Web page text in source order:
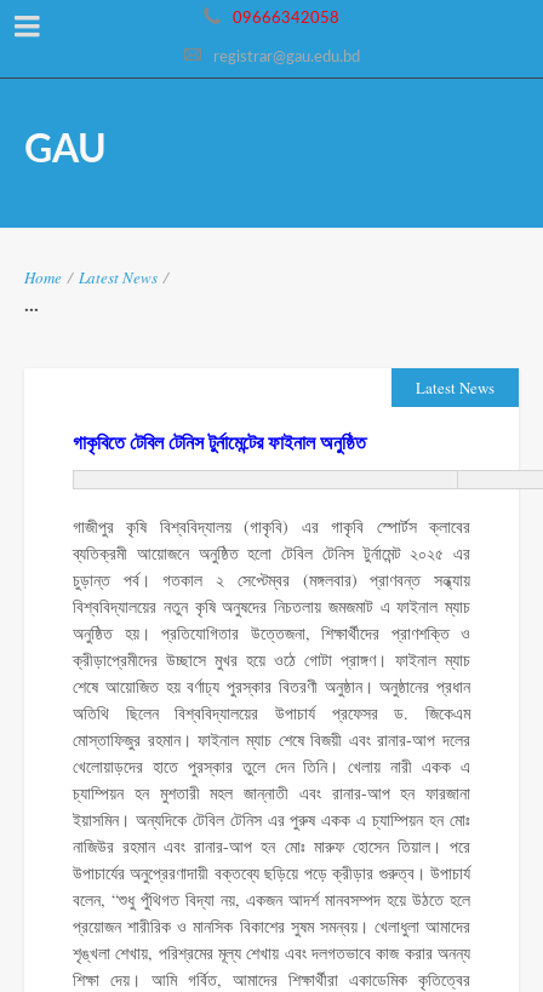
09666342058
registrar@gau.edu.bd
GAU
Home / Latest News /
...
Latest News
গাকৃবিতে টেবিল টেনিস টুর্নামেন্টের ফাইনাল অনুষ্ঠিত
গাজীপুর কৃষি বিশ্ববিদ্যালয় (গাকৃবি) এর গাকৃবি স্পোর্টস ক্লাবের
ব্যতিক্রমী আয়োজনে অনুষ্ঠিত হলো টেবিল টেনিস টুর্নামেন্ট ২০২৫ এর
চুড়ান্ত পর্ব। গতকাল ২ সেপ্টেম্বর (মঙ্গলবার) প্রাণবন্ত সন্ধ্যায়
বিশ্ববিদ্যালয়ের নতুন কৃষি অনুষদের নিচতলায় জমজমাট এ ফাইনাল ম্যাচ
অনুষ্ঠিত হয়। প্রতিযোগিতার উত্তেজনা, শিক্ষার্থীদের প্রাণশক্তি ও
ক্রীড়াপ্রেমীদের উচ্ছাসে মুখর হয়ে ওঠে গোটা প্রাঙ্গণ। ফাইনাল ম্যাচ
শেষে আয়োজিত হয় বর্ণাঢ্য পুরস্কার বিতরণী অনুষ্ঠান। অনুষ্ঠানের প্রধান
অতিথি ছিলেন বিশ্ববিদ্যালয়ের উপাচার্য প্রফেসর ড. জিকেএম
মোস্তাফিজুর রহমান। ফাইনাল ম্যাচ শেষে বিজয়ী এবং রানার-আপ দলের
খেলোয়াড়দের হাতে পুরস্কার তুলে দেন তিনি। খেলায় নারী একক এ
চ্যাম্পিয়ন হন মুশতারী মহল জান্নাতী এবং রানার-আপ হন ফারজানা
ইয়াসমিন। অন্যদিকে টেবিল টেনিস এর পুরুষ একক এ চ্যাম্পিয়ন হন মোঃ
নাজিউর রহমান এবং রানার-আপ হন মোঃ মারুফ হোসেন তিয়াল। পরে
উপাচার্যের অনুপ্রেরণাদায়ী বক্তব্যে ছড়িয়ে পড়ে ক্রীড়ার গুরুত্ব। উপাচার্য
বলেন, “শুধু পুঁথিগত বিদ্যা নয়, একজন আদর্শ মানবসম্পদ হয়ে উঠতে হলে
প্রয়োজন শারীরিক ও মানসিক বিকাশের সুষম সমন্বয়। খেলাধুলা আমাদের
শৃঙ্খলা শেখায়, পরিশ্রমের মূল্য শেখায় এবং দলগতভাবে কাজ করার অনন্য
শিক্ষা দেয়। আমি গর্বিত, আমাদের শিক্ষার্থীরা একাডেমিক কৃতিত্বের